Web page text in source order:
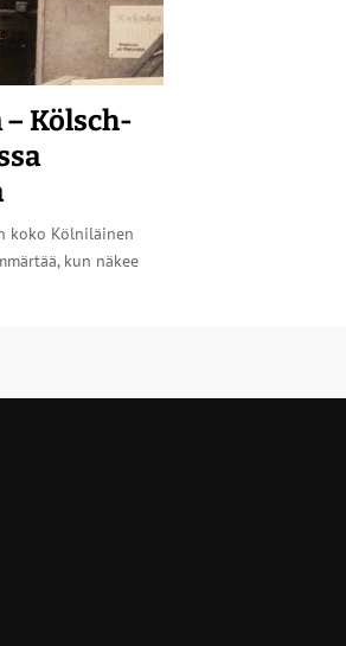
Kölsch-
koko Kölniläinen
kun näkee